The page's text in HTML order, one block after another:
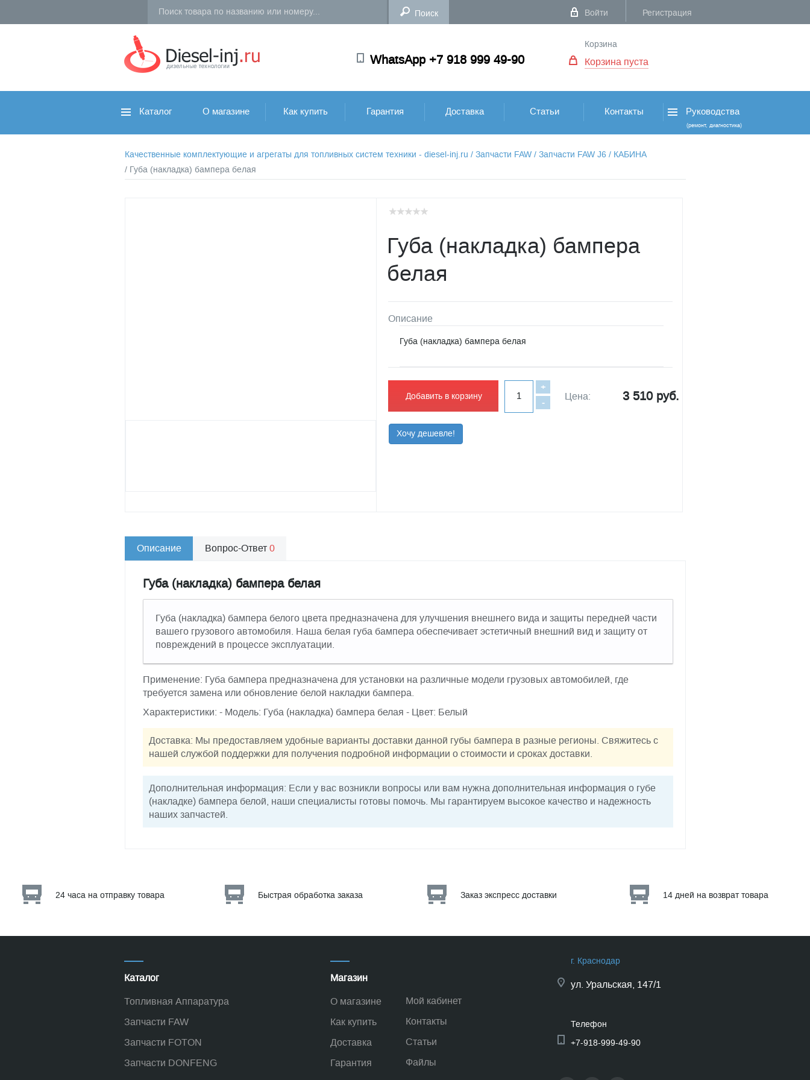
Войти Регистрация
WhatsApp +7 918 999 49-90
Корзина
Корзина пуста
Каталог О магазине Как купить Гарантия Доставка Статьи Контакты Руководства
(ремонт, диагностика)
Качественные комплектующие и агрегаты для топливных систем техники - diesel-inj.ru / Запчасти FAW / Запчасти FAW J6 / КАБИНА
/ Губа (накладка) бампера белая
Губа (накладка) бампера
белая
Описание
Губа (накладка) бампера белая
Цена: 3 510 руб.
Добавить в корзину
-
+
Хочу дешевле!
Описание Вопрос-Ответ0
Губа (накладка) бампера белая
Губа (накладка) бампера белого цвета предназначена для улучшения внешнего вида и защиты передней части
вашего грузового автомобиля. Наша белая губа бампера обеспечивает эстетичный внешний вид и защиту от
повреждений в процессе эксплуатации.
Применение: Губа бампера предназначена для установки на различные модели грузовых автомобилей, где
требуется замена или обновление белой накладки бампера.
Характеристики: - Модель: Губа (накладка) бампера белая - Цвет: Белый
Доставка: Мы предоставляем удобные варианты доставки данной губы бампера в разные регионы. Свяжитесь с
нашей службой поддержки для получения подробной информации о стоимости и сроках доставки.
Дополнительная информация: Если у вас возникли вопросы или вам нужна дополнительная информация о губе
(накладке) бампера белой, наши специалисты готовы помочь. Мы гарантируем высокое качество и надежность
наших запчастей.
24 часа на отправку товара Быстрая обработка заказа Заказ экспресс доставки 14 дней на возврат товара
Каталог
Топливная Аппаратура
Запчасти FAW
Запчасти FOTON
Запчасти DONFENG
Магазин
О магазине
Как купить
Доставка
Гарантия
Мой кабинет
Контакты
Статьи
Файлы
г. Краснодар
ул. Уральская, 147/1
Телефон
+7-918-999-49-90